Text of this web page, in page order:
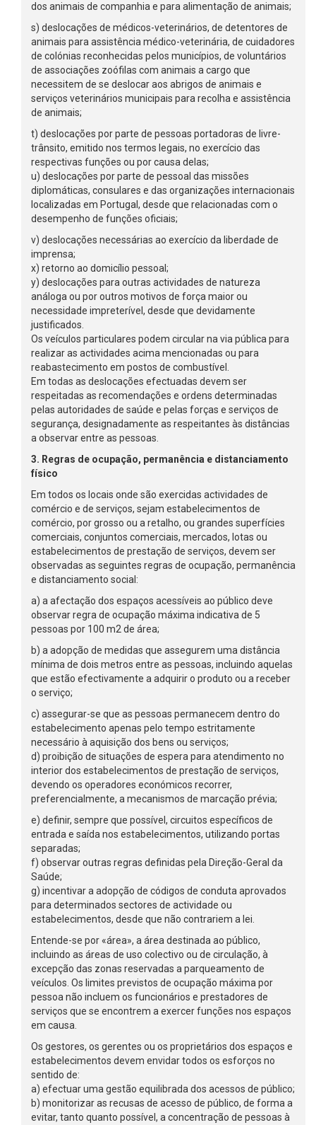
dos animais de companhia e para alimentação de animais;
s) deslocações de médicos-veterinários, de detentores de
animais para assistência médico-veterinária, de cuidadores
de colónias reconhecidas pelos municípios, de voluntários
de associações zoófilas com animais a cargo que
necessitem de se deslocar aos abrigos de animais e
serviços veterinários municipais para recolha e assistência
de animais;
t) deslocações por parte de pessoas portadoras de livre-
trânsito, emitido nos termos legais, no exercício das
respectivas funções ou por causa delas;
u) deslocações por parte de pessoal das missões
diplomáticas, consulares e das organizações internacionais
localizadas em Portugal, desde que relacionadas com o
desempenho de funções oficiais;
v) deslocações necessárias ao exercício da liberdade de
imprensa;
x) retorno ao domicílio pessoal;
y) deslocações para outras actividades de natureza
análoga ou por outros motivos de força maior ou
necessidade impreterível, desde que devidamente
justificados.
Os veículos particulares podem circular na via pública para
realizar as actividades acima mencionadas ou para
reabastecimento em postos de combustível.
Em todas as deslocações efectuadas devem ser
respeitadas as recomendações e ordens determinadas
pelas autoridades de saúde e pelas forças e serviços de
segurança, designadamente as respeitantes às distâncias
a observar entre as pessoas.
3. Regras de ocupação, permanência e distanciamento
físico
Em todos os locais onde são exercidas actividades de
comércio e de serviços, sejam estabelecimentos de
comércio, por grosso ou a retalho, ou grandes superfícies
comerciais, conjuntos comerciais, mercados, lotas ou
estabelecimentos de prestação de serviços, devem ser
observadas as seguintes regras de ocupação, permanência
e distanciamento social:
a) a afectação dos espaços acessíveis ao público deve
observar regra de ocupação máxima indicativa de 5
pessoas por 100 m2 de área;
b) a adopção de medidas que assegurem uma distância
mínima de dois metros entre as pessoas, incluindo aquelas
que estão efectivamente a adquirir o produto ou a receber
o serviço;
c) assegurar-se que as pessoas permanecem dentro do
estabelecimento apenas pelo tempo estritamente
necessário à aquisição dos bens ou serviços;
d) proibição de situações de espera para atendimento no
interior dos estabelecimentos de prestação de serviços,
devendo os operadores económicos recorrer,
preferencialmente, a mecanismos de marcação prévia;
e) definir, sempre que possível, circuitos específicos de
entrada e saída nos estabelecimentos, utilizando portas
separadas;
f) observar outras regras definidas pela Direção-Geral da
Saúde;
g) incentivar a adopção de códigos de conduta aprovados
para determinados sectores de actividade ou
estabelecimentos, desde que não contrariem a lei.
Entende-se por «área», a área destinada ao público,
incluindo as áreas de uso colectivo ou de circulação, à
excepção das zonas reservadas a parqueamento de
veículos. Os limites previstos de ocupação máxima por
pessoa não incluem os funcionários e prestadores de
serviços que se encontrem a exercer funções nos espaços
em causa.
Os gestores, os gerentes ou os proprietários dos espaços e
estabelecimentos devem envidar todos os esforços no
sentido de:
a) efectuar uma gestão equilibrada dos acessos de público;
b) monitorizar as recusas de acesso de público, de forma a
evitar, tanto quanto possível, a concentração de pessoas à